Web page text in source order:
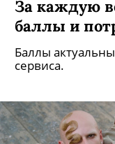
Творческое
с кольцами
Также в него